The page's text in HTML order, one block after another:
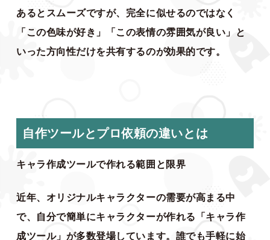
あるとスムーズですが、完全に似せるのではなく
「この色味が好き」「この表情の雰囲気が良い」と
いった方向性だけを共有するのが効果的です。
自作ツールとプロ依頼の違いとは
キャラ作成ツールで作れる範囲と限界
近年、オリジナルキャラクターの需要が高まる中
で、自分で簡単にキャラクターが作れる「キャラ作
成ツール」が多数登場しています。誰でも手軽に始